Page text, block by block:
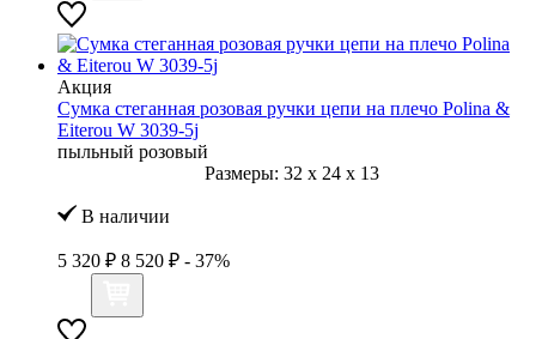
Акция
Сумка стеганная розовая ручки цепи на плечо Polina &
Eiterou W 3039-5j
пыльный розовый
Размеры: 32 x 24 x 13
В наличии
5 320 ₽ 8 520 ₽ - 37%